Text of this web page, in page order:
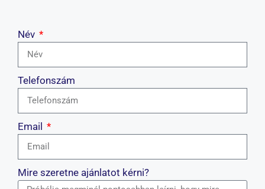
Név
Telefonszám
Email
Mire szeretne ajánlatot kérni?